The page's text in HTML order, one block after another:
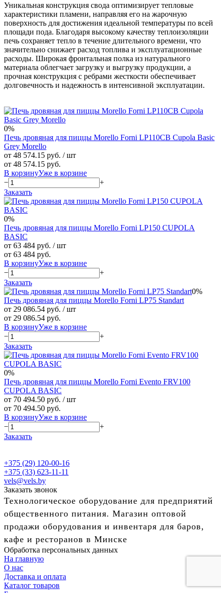
Уникальная конструкция свода оптимизирует тепловые
характеристики пламени, направляя его на жарочную
поверхность для достижения идеальной температуры по всей
площади пода. Благодаря высокому качеству теплоизоляции
печь сохраняет тепло в течение длительного времени, что
значительно снижает расход топлива и эксплуатационные
расходы. Широкая фронтальная полка из натурального
материала облегчает загрузку и выгрузку продукции, а
прочная конструкция с ребрами жесткости обеспечивает
долговечность и надежность в интенсивной эксплуатации.
0%
Печь дровяная для пиццы Morello Forni LP110CB Cupola Basic
Grey Morello
от 48 574.15 руб. / шт
от 48 574.15 руб.
В корзинуУже в корзине
−
+
Заказать
0%
Печь дровяная для пиццы Morello Forni LP150 CUPOLA
BASIC
от 63 484 руб. / шт
от 63 484 руб.
В корзинуУже в корзине
−
+
Заказать
0%
Печь дровяная для пиццы Morello Forni LP75 Standart
от 29 086.54 руб. / шт
от 29 086.54 руб.
В корзинуУже в корзине
−
+
Заказать
0%
Печь дровяная для пиццы Morello Forni Evento FRV100
CUPOLA BASIC
от 70 494.50 руб. / шт
от 70 494.50 руб.
В корзинуУже в корзине
−
+
Заказать
+375 (29) 120-00-16
+375 (33) 623-11-11
vels@vels.by
Заказать звонок
Технологическое оборудование для предприятий
общественного питания. Магазин оптовой
продажи оборудования и инвентаря для баров,
кафе и ресторанов в Минске
Обработка персональных данных
На главную
О нас
Доставка и оплата
Каталог товаров